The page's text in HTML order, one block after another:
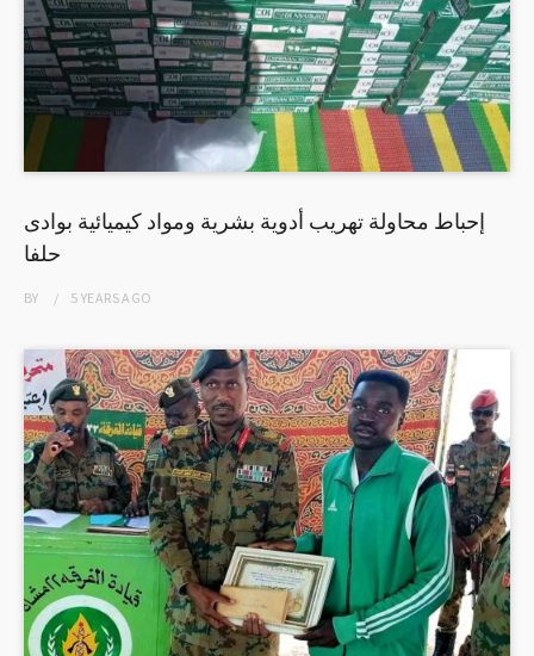
إحباط محاولة تهريب أدوية بشرية ومواد كيميائية بوادى
حلفا
BY 5 YEARSAGO